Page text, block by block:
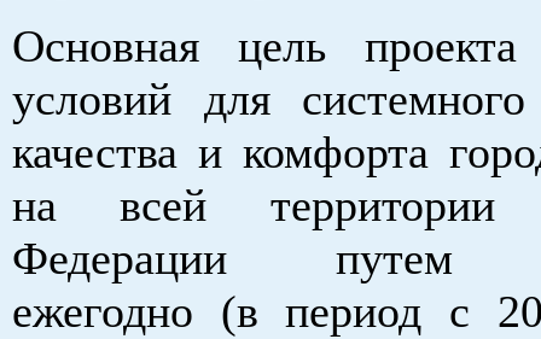
Основная цель
условий для
качества и комфорта
на всей территории
Федерации путем
ежегодно (в период с